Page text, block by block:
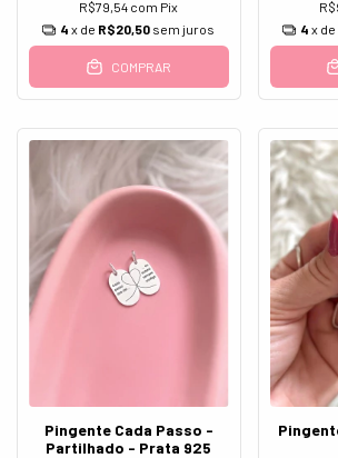
R$79,54 com Pix
4 x de R$20,50 sem juros
COMPRAR
4 x de
Pingente Cada Passo -
Partilhado - Prata 925